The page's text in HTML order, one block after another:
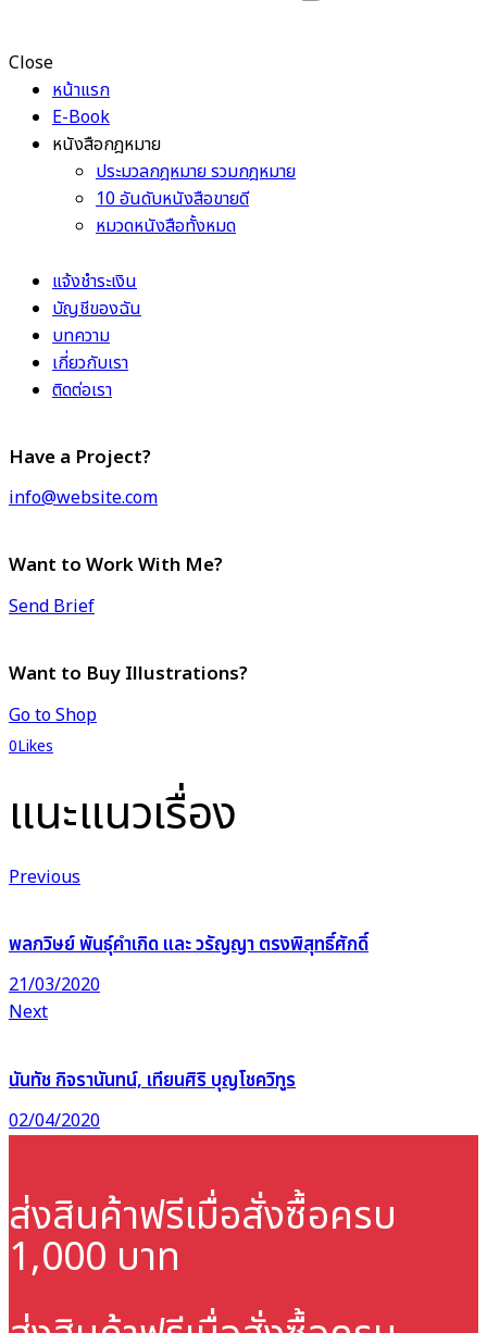
Close
หน้าแรก
E-Book
หนังสือกฎหมาย
ประมวลกฎหมาย รวมกฎหมาย
10 อันดับหนังสือขายดี
หมวดหนังสือทั้งหมด
แจ้งชำระเงิน
บัญชีของฉัน
บทความ
เกี่ยวกับเรา
ติดต่อเรา
Have a Project?
info@website.com
Want to Work With Me?
Send Brief
Want to Buy Illustrations?
Go to Shop
0Likes
แนะแนวเรื่อง
Previous
พลภวิษย์ พันธุ์คำเกิด และ วรัญญา ตรงพิสุทธิ์ศักดิ์
21/03/2020
Next
นันทัช กิจรานันทน์, เทียนศิริ บุญโชควิทูร
02/04/2020
ส่งสินค้าฟรีเมื่อสั่งซื้อครบ
1,000 บาท